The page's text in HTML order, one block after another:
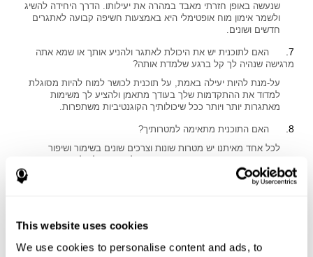
This website uses cookies
We use cookies to personalise content and ads, to
שנעשה באופן חזרתי מאבד במהרה את יעילותו. הדרך היחידה להשיג
ולשמר אימון מוח אופטימלי היא באמצעות חשיפה קבועה לאתגרים
חדשים ושונים.
האם לתוכנית יש את היכולת לאתגר ולהניע אותך או שמא אתה
מרגישה שנהיה לך קל ברגע שלמדת אותה?
על-מנת להיות יעילה באמת, על תוכנית לכושר למוח להיות מסוגלת
למדוד את ההתקדמות שלך בעודך מתאמן ולהציע לך משימות
מאתגרות יותר ויותר ככל שיכולותיך הקוגנטיביות משתפרות.
האם התוכנית מתאימה למטרותיך?
לכל אחד מאיתנו יש מטרות שונות וצרכים שונים בשימור ושיפור
בריאות המוח. חפש אחר תוכנית כושר למוח שיכולה למדוד את
יכולותיך הקוגנטיביות ולהציע לך משטר אימונים אישי התפור
לדרישותיך הספציפיות.
הן אינטנסיביות מאוד וקשות לשימור. תוכניות אחרות עשויות להיות